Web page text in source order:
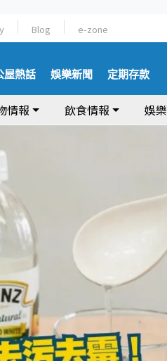
Blog e-zone
屋熱話 娛樂新聞 定期存款
情報 飲食情報 娛樂